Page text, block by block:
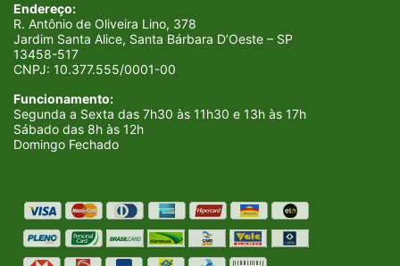
Endereço:
R. Antônio de Oliveira Lino, 378
Jardim Santa Alice, Santa Bárbara D’Oeste – SP
13458-517
CNPJ: 10.377.555/0001-00
Funcionamento:
Segunda a Sexta das 7h30 às 11h30 e 13h às 17h
Sábado das 8h às 12h
Domingo Fechado